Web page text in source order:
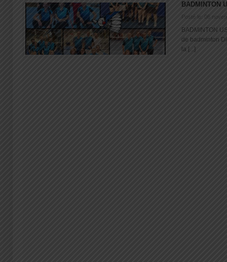
BADMINTON
Posté le: 06
BADMINTON
de badminton
la [...]